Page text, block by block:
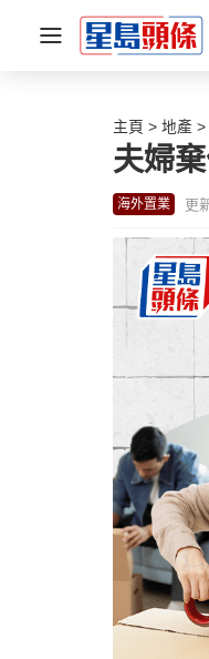
主頁 地產
夫婦
海外置業 更